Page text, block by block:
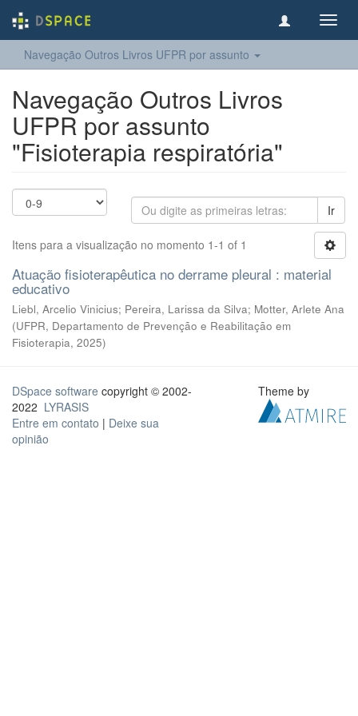
Navegação Outros Livros UFPR por assunto
Navegação Outros Livros
UFPR por assunto
"Fisioterapia respiratória"
Ir
Itens para a visualização no momento 1-1 of 1
Atuação fisioterapêutica no derrame pleural : material
educativo
Liebl, Arcelio Vinicius; Pereira, Larissa da Silva; Motter, Arlete Ana
(UFPR, Departamento de Prevenção e Reabilitação em
Fisioterapia, 2025)
DSpace software copyright © 2002-
2022 LYRASIS
Entre em contato | Deixe sua
opinião
Theme by